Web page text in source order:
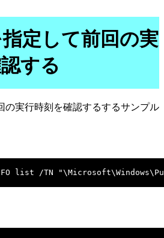
定して前回の実
する
の実行時刻を確認するするサンプル